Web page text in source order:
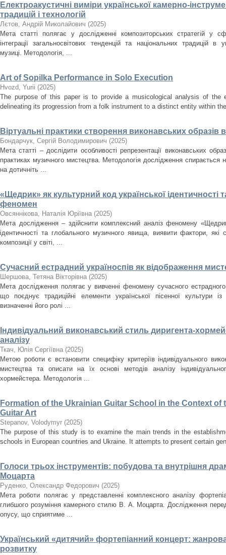
Електроакустичні виміри української камерно-
традицій і технологій
Лєтов, Андрій Миколайович (2025)
Мета статті полягає у дослідженні композиторських стратегій у
інтеграції загальносвітових тенденцій та національних традицій в
музиці. Методологія, ...
Art of Sopilka Performance in Solo Execution
Нvozd, Yurii (2025)
The purpose of this paper is to provide a musicological analysis of the
delineating its progression from a folk instrument to a distinct entity within
Віртуальні практики створення виконавських образів
Бондарчук, Сергій Володимирович (2025)
Мета статті – дослідити особливості репрезентації виконавських
практиках музичного мистецтва. Методологія дослідження спирається
на дотичніть ...
«Щедрик» як культурний код української ідентичності
феномен
Овсяннікова, Наталія Юріївна (2025)
Мета дослідження – здійснити комплексний аналіз феномену
ідентичності та глобального музичного явища, виявити фактори,
композиції у світі, ...
Сучасний естрадний україноспів як відображення
Шершова, Тетяна Вікторівна (2025)
Мета дослідження полягає у вивченні феномену сучасного
що поєднує традиційні елементи української пісенної культури
визначенні його ролі ...
Індивідуальний виконавський стиль диригента-
аналізу
Ткач, Юлія Сергіївна (2025)
Метою роботи є встановити специфіку критеріїв індивідуального
мистецтва та описати на їх основі методів аналізу
хормейстера. Методологія ...
Formation of the Ukrainian Guitar School in the Context of
Guitar Art
Stepanov, Volodymyr (2025)
The purpose of this study is to examine the main trends in the
schools in European countries and Ukraine. It attempts to present certain
Голоси трьох інструментів: побудова та внутрішня
Моцарта
Руденко, Олександр Федорович (2025)
Мета роботи полягає у представленні комплексного аналізу
глибшого розуміння камерного стилю В. А. Моцарта. Дослідження
опусу, що сприятиме ...
Український «дитячий» фортепіанний концерт:
розвитку